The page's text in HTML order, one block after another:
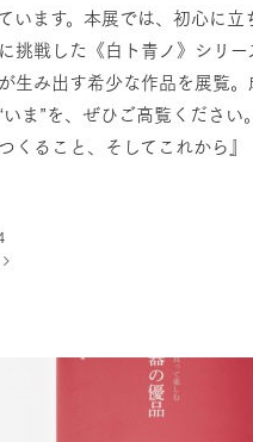
います。本展では、初心に
挑戦した《白ト青ノ》シリ
生み出す希少な作品を展覧
いま”を、ぜひご高覧くださ
くること、そしてこれから
載情報：別冊炎芸術